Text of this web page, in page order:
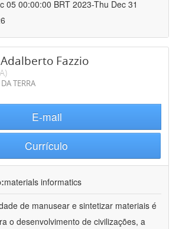
05 00:00:00 BRT 2023-Thu Dec 31
Adalberto Fazzio
TERRA
E-mail
Currículo
materials informatics
de manusear e sintetizar materiais é
o desenvolvimento de civilizações, a